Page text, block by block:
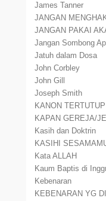
James Tanner
JANGAN
JANGAN PAKAI
Jangan Sombong
Jatuh dalam Dosa
John Corbley
John Gill
Joseph Smith
KANON TERTUTUP
KAPAN GEREJA/
Kasih dan Doktrin
KASIHI
Kata ALLAH
Kaum Baptis di
Kebenaran
KEBENARAN YG